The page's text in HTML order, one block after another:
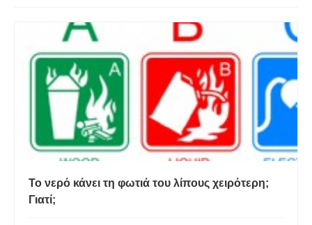
Το νερό κάνει τη φωτιά του λίπους χειρότερη;
Γιατί;